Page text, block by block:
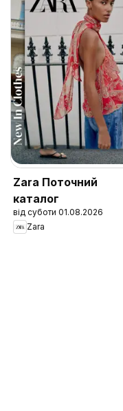
Zara Поточний
каталог
від суботи 01.08.2026
Zara